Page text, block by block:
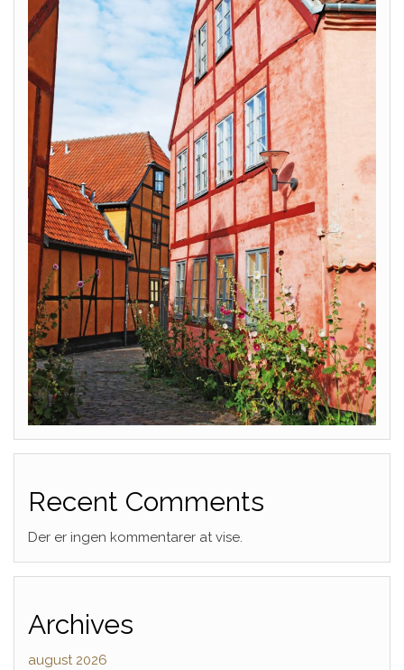
Recent Comments
Der er ingen kommentarer at vise.
Archives
august 2026